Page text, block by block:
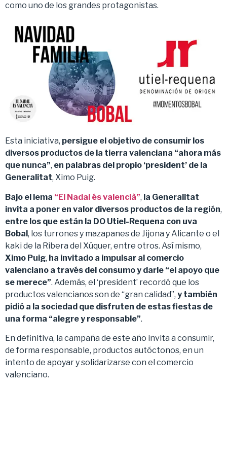
como uno de los grandes protagonistas.
Esta iniciativa, persigue el objetivo de consumir los
diversos productos de la tierra valenciana “ahora más
que nunca”, en palabras del propio ‘president’ de la
Generalitat, Ximo Puig.
Bajo el lema “El Nadal és valencià”, la Generalitat
invita a poner en valor diversos productos de la región,
entre los que están la DO Utiel-Requena con uva
Bobal, los turrones y mazapanes de Jijona y Alicante o el
kaki de la Ribera del Xúquer, entre otros. Así mismo,
Ximo Puig, ha invitado a impulsar al comercio
valenciano a través del consumo y darle “el apoyo que
se merece”. Además, el ‘president’ recordó que los
productos valencianos son de “gran calidad”, y también
pidió a la sociedad que disfruten de estas fiestas de
una forma “alegre y responsable”.
En definitiva, la campaña de este año invita a consumir,
de forma responsable, productos autóctonos, en un
intento de apoyar y solidarizarse con el comercio
valenciano.